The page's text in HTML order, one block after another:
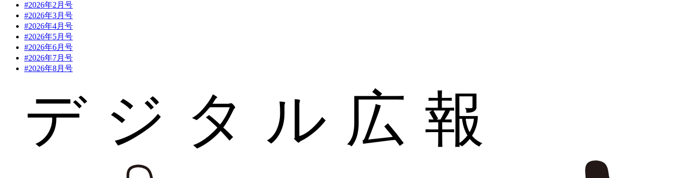
#2026年2月号
#2026年3月号
#2026年4月号
#2026年5月号
#2026年6月号
#2026年7月号
#2026年8月号